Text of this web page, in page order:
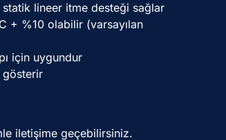
lineer itme desteği sağlar
+ %10 olabilir (varsayılan
için uygundur
gösterir
iletişime geçebilirsiniz.